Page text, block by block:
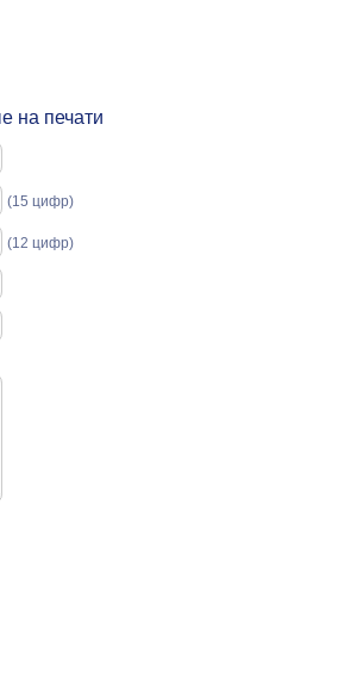
на печати
(15 цифр)
(12 цифр)